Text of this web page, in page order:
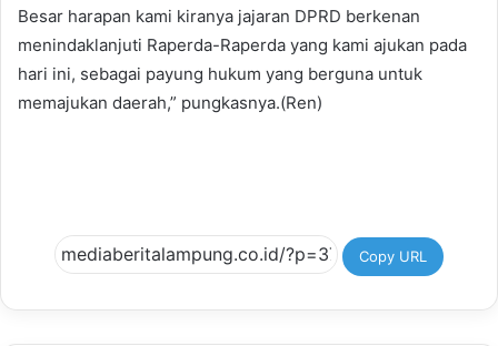
Besar harapan kami kiranya jajaran DPRD berkenan
menindaklanjuti Raperda-Raperda yang kami ajukan pada
hari ini, sebagai payung hukum yang berguna untuk
memajukan daerah,” pungkasnya.(Ren)
Copy URL